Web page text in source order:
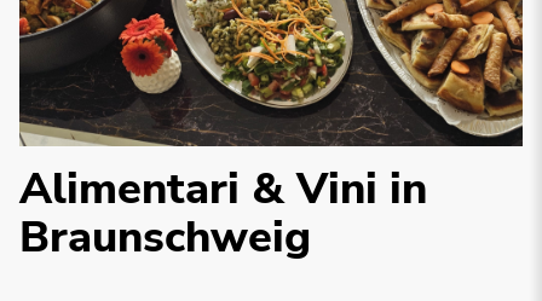
Alimentari & Vini in
Braunschweig